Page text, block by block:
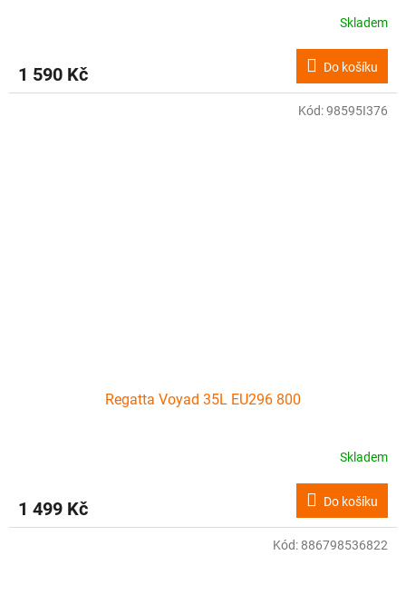
Skladem
1 590 Kč Do košíku
Regatta Voyad 35L EU296 800
Skladem
1 499 Kč Do košíku
Kód:98595I376
Kód: 886798536822